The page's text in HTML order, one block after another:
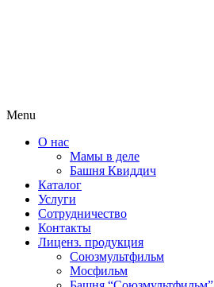
Menu
О нас
Мамы в деле
Башня Квиддич
Каталог
Услуги
Сотрудничество
Контакты
Лиценз. продукция
Союзмультфильм
Мосфильм